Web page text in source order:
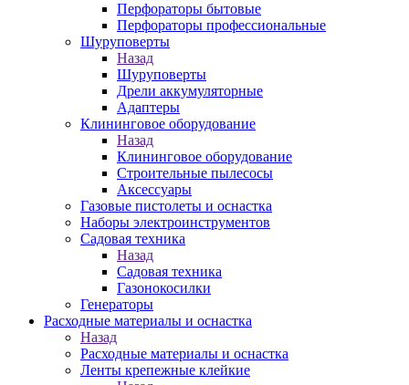
Перфораторы бытовые
Перфораторы профессиональные
Шуруповерты
Назад
Шуруповерты
Дрели аккумуляторные
Адаптеры
Клининговое оборудование
Назад
Клининговое оборудование
Строительные пылесосы
Аксессуары
Газовые пистолеты и оснастка
Наборы электроинструментов
Садовая техника
Назад
Садовая техника
Газонокосилки
Генераторы
Расходные материалы и оснастка
Назад
Расходные материалы и оснастка
Ленты крепежные клейкие